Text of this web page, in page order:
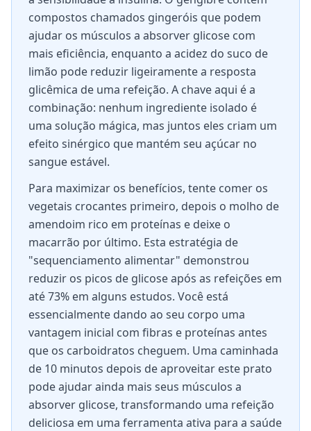
compostos chamados gingeróis que podem
ajudar os músculos a absorver glicose com
mais eficiência, enquanto a acidez do suco de
limão pode reduzir ligeiramente a resposta
glicêmica de uma refeição. A chave aqui é a
combinação: nenhum ingrediente isolado é
uma solução mágica, mas juntos eles criam um
efeito sinérgico que mantém seu açúcar no
sangue estável.
Para maximizar os benefícios, tente comer os
vegetais crocantes primeiro, depois o molho de
amendoim rico em proteínas e deixe o
macarrão por último. Esta estratégia de
"sequenciamento alimentar" demonstrou
reduzir os picos de glicose após as refeições em
até 73% em alguns estudos. Você está
essencialmente dando ao seu corpo uma
vantagem inicial com fibras e proteínas antes
que os carboidratos cheguem. Uma caminhada
de 10 minutos depois de aproveitar este prato
pode ajudar ainda mais seus músculos a
absorver glicose, transformando uma refeição
deliciosa em uma ferramenta ativa para a saúde